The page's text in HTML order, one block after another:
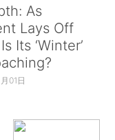
As
Lays Off
Its ‘Winter’
01日